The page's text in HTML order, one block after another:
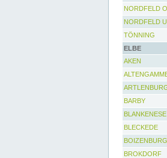
NORDFELD
NORDFELD
TÖNNING
ELBE
AKEN
BARBY
BLECKEDE
BOIZENBURG
BROKDORF